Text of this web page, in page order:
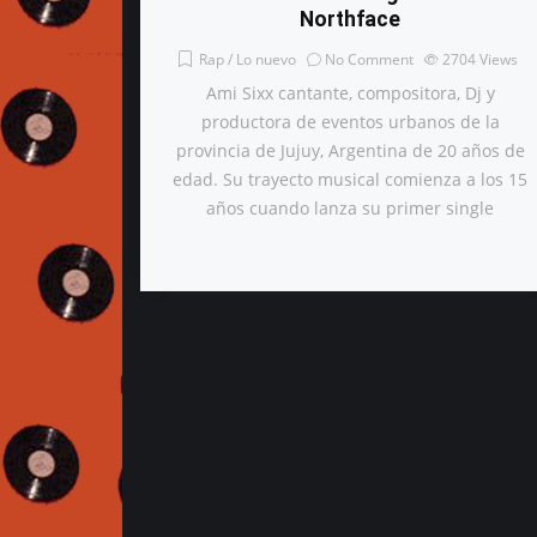
Northface
Rap / Lo nuevo No Comment 2704Views
Ami Sixx cantante, compositora, Dj y
productora de eventos urbanos de la
provincia de Jujuy, Argentina de 20 años de
edad. Su trayecto musical comienza a los 15
años cuando lanza su primer single